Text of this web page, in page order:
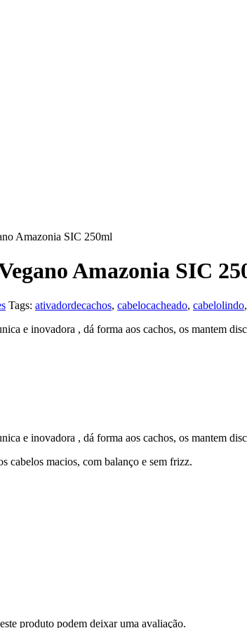
Amazonia SIC 250ml
Amazonia SIC
Tags: ativadordecachos, cabelocacheado, cabelolindo,
e inovadora , dá forma aos cachos, os mantem
e inovadora , dá forma aos cachos, os mantem
cabelos macios, com balanço e sem frizz.
produto podem deixar uma avaliação.